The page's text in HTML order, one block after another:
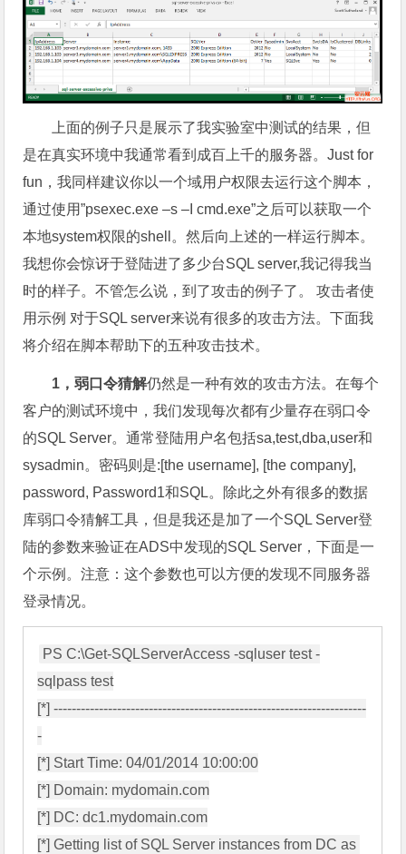
上面的例子只是展示了我实验室中测试的结果，但
是在真实环境中我通常看到成百上千的服务器。Just for
fun，我同样建议你以一个域用户权限去运行这个脚本，
通过使用”psexec.exe –s –I cmd.exe”之后可以获取一个
本地system权限的shell。然后向上述的一样运行脚本。
我想你会惊讶于登陆进了多少台SQL server,我记得我当
时的样子。不管怎么说，到了攻击的例子了。 攻击者使
用示例 对于SQL server来说有很多的攻击方法。下面我
将介绍在脚本帮助下的五种攻击技术。
1，弱口令猜解仍然是一种有效的攻击方法。在每个
客户的测试环境中，我们发现每次都有少量存在弱口令
的SQL Server。通常登陆用户名包括sa,test,dba,user和
sysadmin。密码则是:[the username], [the company],
password, Password1和SQL。除此之外有很多的数据
库弱口令猜解工具，但是我还是加了一个SQL Server登
陆的参数来验证在ADS中发现的SQL Server，下面是一
个示例。注意：这个参数也可以方便的发现不同服务器
登录情况。
PS C:\Get-SQLServerAccess -sqluser test -
sqlpass test
[*] ---------------------------------------------------------------------
-
[*] Start Time: 04/01/2014 10:00:00
[*] Domain: mydomain.com
[*] DC: dc1.mydomain.com
[*] Getting list of SQL Server instances from DC as